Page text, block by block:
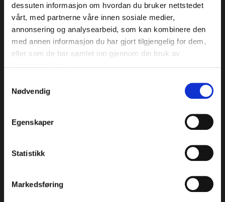
dessuten informasjon om hvordan du bruker nettstedet
vårt, med partnerne våre innen sosiale medier,
annonsering og analysearbeid, som kan kombinere den
med annen informasjon du har gjort tilgjengelig for dem,
eller som de har samlet inn gjennom din bruk av
Nødvendig
Egenskaper
Statistikk
Markedsføring
Vi er spesialister i gynekologi og assistert
befruktning, og er et av Norges mest erfarne
senter innen klinisk forskning.
Personvernerklæring
Beddingen 8, 4. etasje